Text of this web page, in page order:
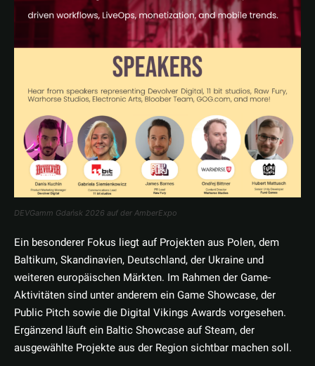
DEVGamm Gdańsk 2026 auf der AmberExpo
Ein besonderer Fokus liegt auf Projekten aus Polen, dem
Baltikum, Skandinavien, Deutschland, der Ukraine und
weiteren europäischen Märkten. Im Rahmen der Game-
Aktivitäten sind unter anderem ein Game Showcase, der
Public Pitch sowie die Digital Vikings Awards vorgesehen.
Ergänzend läuft ein Baltic Showcase auf Steam, der
ausgewählte Projekte aus der Region sichtbar machen soll.